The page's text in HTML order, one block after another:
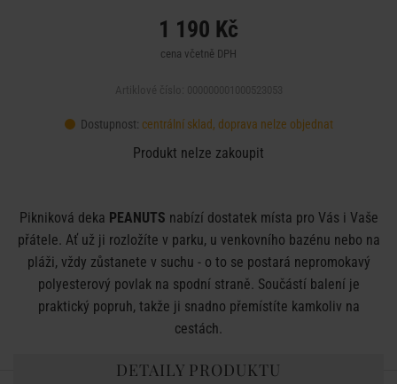
1 190 Kč
cena včetně DPH
Dostupnost: centrální sklad, doprava nelze objednat
Produkt nelze zakoupit
Pikniková deka PEANUTS nabízí dostatek místa pro Vás i Vaše
přátele. Ať už ji rozložíte v parku, u venkovního bazénu nebo na
pláži, vždy zůstanete v suchu - o to se postará nepromokavý
polyesterový povlak na spodní straně. Součástí balení je
praktický popruh, takže ji snadno přemístíte kamkoliv na
cestách.
DETAILY PRODUKTU